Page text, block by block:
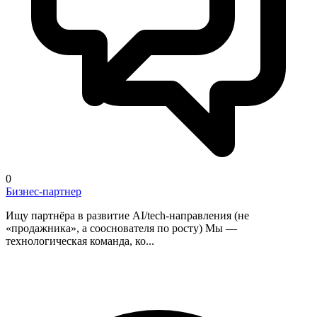
0
Бизнес-партнер
Ищу партнёра в развитие AI/tech-направления (не
«продажника», а сооснователя по росту) Мы —
технологическая команда, ко...